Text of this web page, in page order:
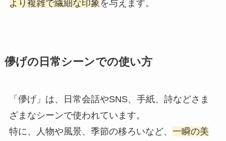
より複雑で繊細な印象 を与えます。
儚げの日常シーンでの使い方
「儚げ」は、日常会話やSNS、手紙、詩などさま
ざまなシーンで使われています。
特に、人物や風景、季節の移ろいなど、 一瞬の美